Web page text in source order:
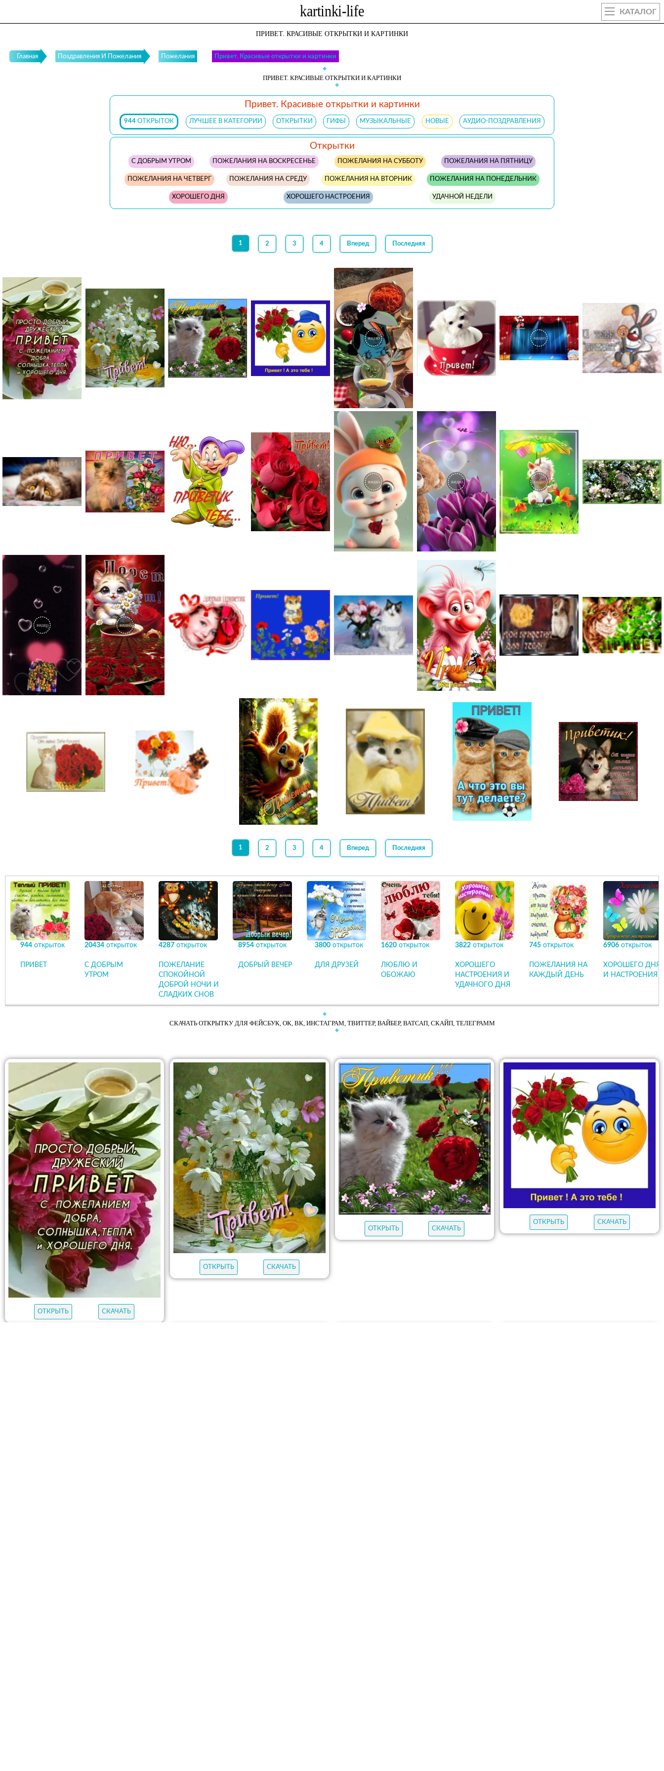
КАТАЛОГ
ПРИВЕТ. КРАСИВЫЕ ОТКРЫТКИ И КАРТИНКИ
Главная Поздравления И Пожелания Пожелания Привет. Красивые открытки и картинки
ПРИВЕТ. КРАСИВЫЕ ОТКРЫТКИ И КАРТИНКИ
Привет. Красивые открытки и картинки
944 ОТКРЫТОК ЛУЧШЕЕ В КАТЕГОРИИ ОТКРЫТКИ ГИФЫ МУЗЫКАЛЬНЫЕ НОВЫЕ АУДИО-ПОЗДРАВЛЕНИЯ
Открытки
С ДОБРЫМ УТРОМ ПОЖЕЛАНИЯ НА ВОСКРЕСЕНЬЕ ПОЖЕЛАНИЯ НА СУББОТУ ПОЖЕЛАНИЯ НА ПЯТНИЦУ
ПОЖЕЛАНИЯ НА ЧЕТВЕРГ ПОЖЕЛАНИЯ НА СРЕДУ ПОЖЕЛАНИЯ НА ВТОРНИК ПОЖЕЛАНИЯ НА ПОНЕДЕЛЬНИК
ХОРОШЕГО ДНЯ ХОРОШЕГО НАСТРОЕНИЯ УДАЧНОЙ НЕДЕЛИ
1 2 3 4 Вперед Последняя
1 2 3 4 Вперед Последняя
944 открыток
ПРИВЕТ
20434 открыток
С ДОБРЫМ
УТРОМ
4287 открыток
ПОЖЕЛАНИЕ
СПОКОЙНОЙ
ДОБРОЙ НОЧИ И
СЛАДКИХ СНОВ
8954открыток
ДОБРЫЙ ВЕЧЕР
3800 открыток
ДЛЯ ДРУЗЕЙ
1620 открыток
ЛЮБЛЮ И
ОБОЖАЮ
3822 открыток
ХОРОШЕГО
НАСТРОЕНИЯ И
УДАЧНОГО ДНЯ
745 открыток
ПОЖЕЛАНИЯ НА
КАЖДЫЙ ДЕНЬ
6906 открыток
ХОРОШЕГО ДНЯ
И НАСТРОЕНИЯ
СКАЧАТЬ ОТКРЫТКУ ДЛЯ ФЕЙСБУК, ОК, ВК, ИНСТАГРАМ, ТВИТТЕР, ВАЙБЕР, ВАТСАП, СКАЙП, ТЕЛЕГРАММ
ОТКРЫТЬ СКАЧАТЬ
ОТКРЫТЬ СКАЧАТЬ
ОТКРЫТЬ СКАЧАТЬ
ОТКРЫТЬ СКАЧАТЬ